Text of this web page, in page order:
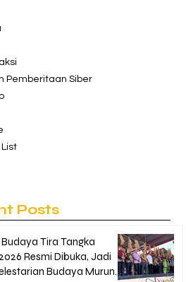
Pemberitaan Siber
Posts
Tira Tangka
Resmi Dibuka, Jadi
Budaya Murung